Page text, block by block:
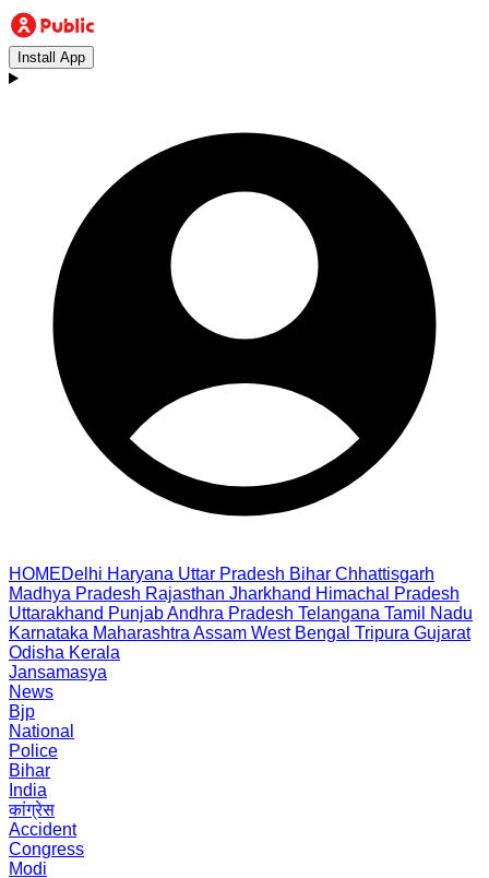
Install App
HOMEDelhi Haryana Uttar Pradesh Bihar Chhattisgarh
Madhya Pradesh Rajasthan Jharkhand Himachal Pradesh
Uttarakhand PunjabAndhra Pradesh Telangana Tamil Nadu
Karnataka Maharashtra Assam West Bengal Tripura Gujarat
Odisha Kerala
Jansamasya
News
Bjp
National
Police
Bihar
India
कांग्रेस
Accident
Congress
Modi